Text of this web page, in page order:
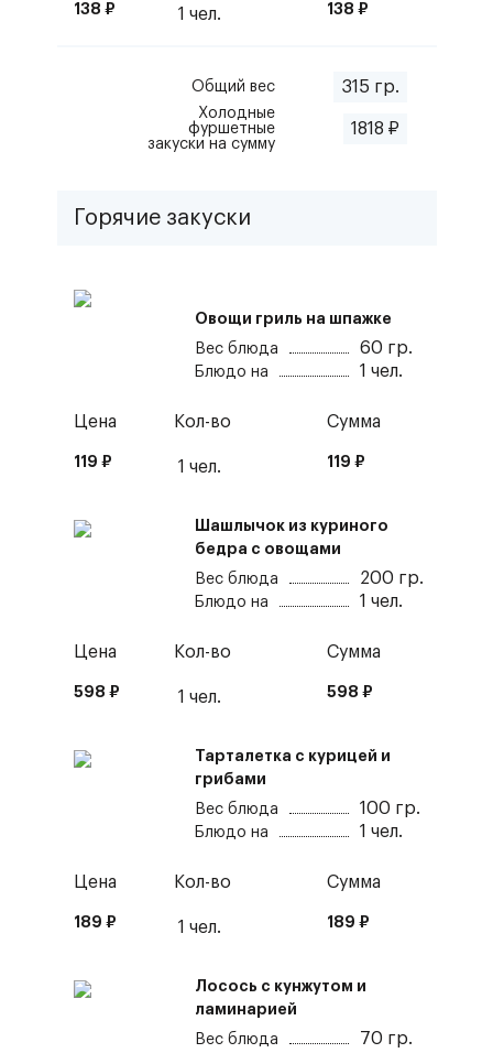
138 ₽ 1 чел. 138 ₽
Общий вес 315 гр.
Холодные
фуршетные
закуски на сумму
1818 ₽
Горячие закуски
Овощи гриль на шпажке
Вес блюда
60 гр.
Блюдо на 1 чел.
Цена
119 ₽
Кол-во
1 чел.
Сумма
119 ₽
Шашлычок из куриного
бедра с овощами
Вес блюда
200 гр.
Блюдо на 1 чел.
Цена
598 ₽
Кол-во
1 чел.
Сумма
598 ₽
Тарталетка с курицей и
грибами
Вес блюда
100 гр.
Блюдо на 1 чел.
Цена
189 ₽
Кол-во
1 чел.
Сумма
189 ₽
Лосось с кунжутом и
ламинарией
Вес блюда
70 гр.